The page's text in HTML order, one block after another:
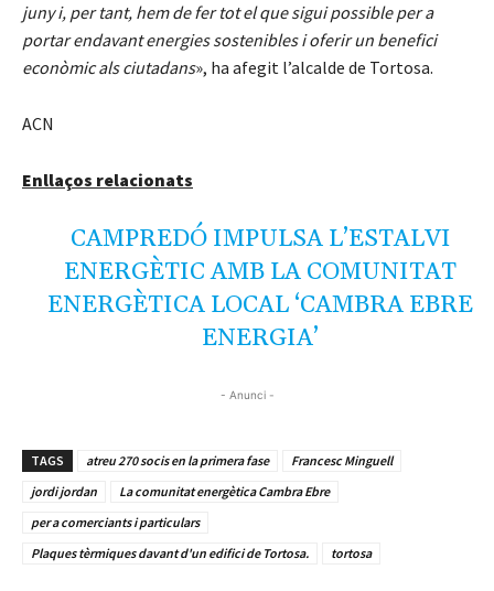
juny i, per tant, hem de fer tot el que sigui possible per a
portar endavant energies sostenibles i oferir un benefici
econòmic als ciutadans», ha afegit l’alcalde de Tortosa.
ACN
Enllaços relacionats
CAMPREDÓ IMPULSA L’ESTALVI
ENERGÈTIC AMB LA COMUNITAT
ENERGÈTICA LOCAL ‘CAMBRA EBRE
ENERGIA’
- Anunci -
TAGS atreu 270 socis en la primera fase
Francesc Minguell
jordi jordan
La comunitat energètica Cambra Ebre
per a comerciants i particulars
Plaques tèrmiques davant d'un edifici de Tortosa.
tortosa